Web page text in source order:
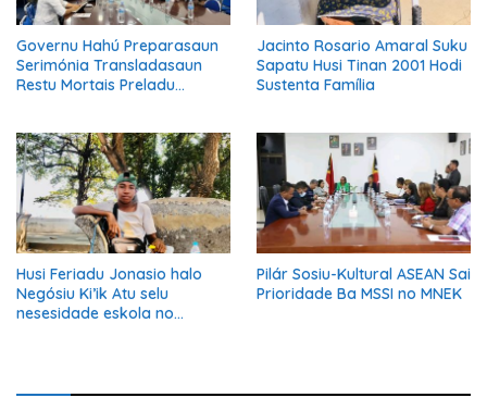
Governu Hahú Preparasaun
Serimónia Transladasaun
Restu Mortais Preladu
Jacinto Rosario Amaral Suku
Sapatu Husi Tinan 2001 Hodi
Sustenta Família
Husi Feriadu Jonasio halo
Negósiu Ki’ik Atu selu
nesesidade eskola no
Pilár Sosiu-Kultural ASEAN Sai
Prioridade Ba MSSI no MNEK